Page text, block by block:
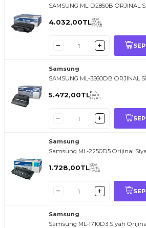
SAMSUNG ML-D2850B ORJINAL
4.032,00TLKDV
DAHİL
FİYATI
Samsung
SAMSUNG ML-3560DB ORJINAL
5.472,00TLKDV
DAHİL
FİYATI
Samsung
Samsung ML-2250D5 Orijinal
1.728,00TLKDV
DAHİL
FİYATI
Samsung
Samsung ML-1710D3 Siyah